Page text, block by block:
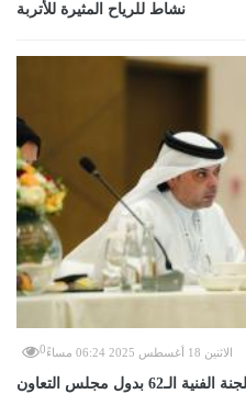
نشاط للرياح المثيرة للأتربة
الاثنين 18 أغسطس 2025 06:24 مساءً 0
هيئة التقاعد تشارك في اجتماع اللجنة الفنية الـ62 بدول مجلس التعاون